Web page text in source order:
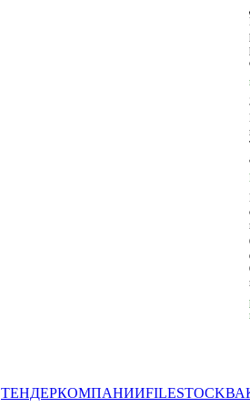
ТЕНДЕРКОМПАНИИFILESTOCK